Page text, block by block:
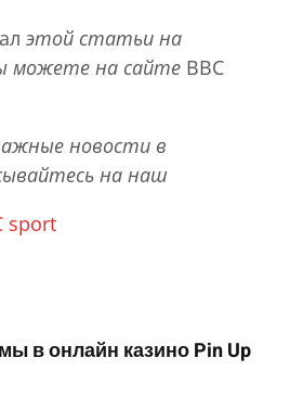
этой статьи на
можете на сайте BBC
новости в
на наш
sport
в онлайн казино Pin Up